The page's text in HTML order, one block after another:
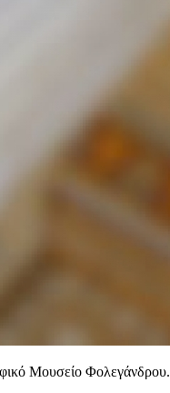
Μουσείο Φολεγάνδρου.